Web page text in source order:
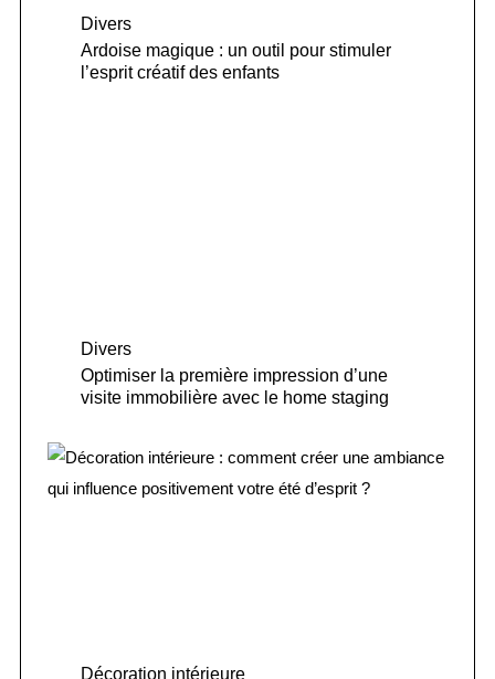
Divers
Ardoise magique : un outil pour stimuler
l’esprit créatif des enfants
Divers
Optimiser la première impression d’une
visite immobilière avec le home staging
Décoration intérieure